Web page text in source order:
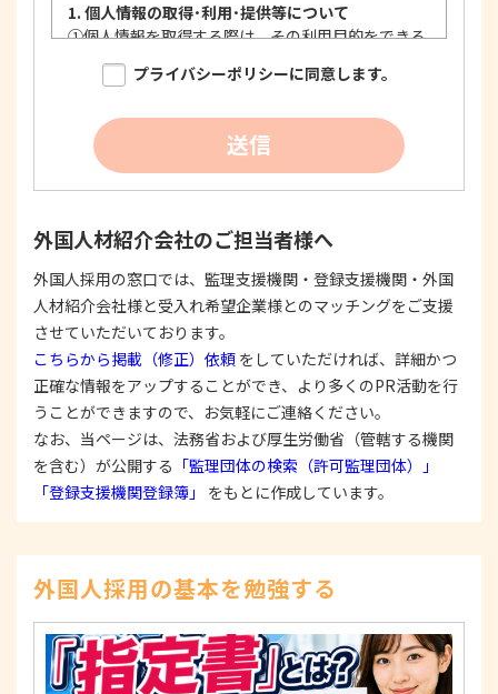
1. 個人情報の取得･利用･提供等について
①個人情報を取得する際は、その利用目的をできる
限り明確に特定し、その目的達成に必要な限度に
おいて適法かつ公正な手段を用い、同意を得て取
個人情報を利用する際は、本人に明示、通知、ま
たは公表した利用目的の範囲内に限定し、それに
反する目的外利用を行なわないための措置を講じ
する際は、本人が同意を与えた利用目的の範囲内
で、適法にこれを行います。
2. 安全対策の実施について
個人情報の正確性およびその利用の安全性を確保す
るため、情報セキュリティ対策を始めとする安全措
置を構築し、個人情報への不正アクセス、個人情報
の漏洩、滅失または毀損等の的確な防止とセキュリ
ティの是正に努めます。
3. 苦情および相談等に対する適正な対応について
本人からの苦情および相談があった場合には、適切
示、訂正、削除、または利用もしくは提供の停止等
を求められたときは、適法かつ遅滞なく応じます。
4. 法令・指針・規範の遵守について
適正な個人情報保護の実現のため、個人情報の取扱
いに関する法令、国が定める指針およびその他の規
範を遵守します。
プライバシーポリシーに同意します。
送信
外国人材紹介会社のご担当者様へ
外国人採用の窓口では、監理支援機関・登録支援機関・外国
人材紹介会社様と受入れ希望企業様とのマッチングをご支援
させていただいております。
こちらから掲載（修正）依頼 をしていただければ、詳細かつ
正確な情報をアップすることができ、より多くのPR活動を行
うことができますので、お気軽にご連絡ください。
なお、当ページは、法務省および厚生労働省（管轄する機関
を含む）が公開する 「監理団体の検索（許可監理団体）」
「登録支援機関登録簿」
をもとに作成しています。
外国人採用の基本を勉強する